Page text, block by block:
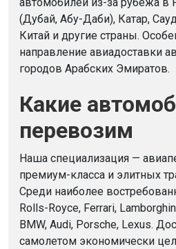
автомобилей из-за рубежа в
(Дубай, Абу-Даби), Катар,
Китай и другие страны.
направление авиадоставки
городов Арабских Эмиратов.
Какие
перевозим
Наша специализация —
премиум-класса и элитных
Среди наиболее
Rolls-Royce, Ferrari,
BMW, Audi, Porsche, Lexus.
самолетом экономически